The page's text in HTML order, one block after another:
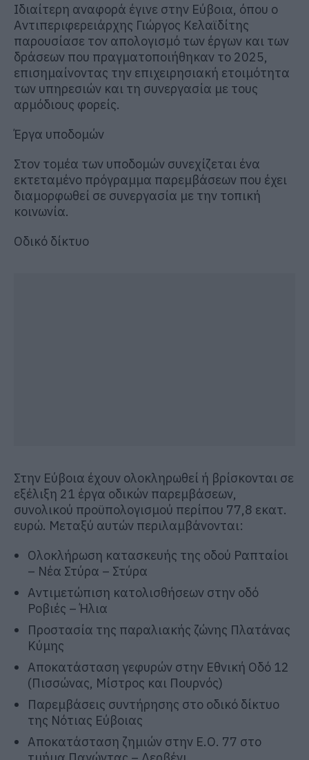
Ιδιαίτερη αναφορά έγινε στην Εύβοια, όπου ο
Αντιπεριφερειάρχης Γιώργος Κελαϊδίτης
παρουσίασε τον απολογισμό των έργων και των
δράσεων που πραγματοποιήθηκαν το 2025,
επισημαίνοντας την επιχειρησιακή ετοιμότητα
των υπηρεσιών και τη συνεργασία με τους
αρμόδιους φορείς.
Έργα υποδομών
Στον τομέα των υποδομών συνεχίζεται ένα
εκτεταμένο πρόγραμμα παρεμβάσεων που έχει
διαμορφωθεί σε συνεργασία με την τοπική
κοινωνία.
Οδικό δίκτυο
Στην Εύβοια έχουν ολοκληρωθεί ή βρίσκονται σε
εξέλιξη 21 έργα οδικών παρεμβάσεων,
συνολικού προϋπολογισμού περίπου 77,8 εκατ.
ευρώ. Μεταξύ αυτών περιλαμβάνονται:
Ολοκλήρωση κατασκευής της οδού Ραπταίοι
– Νέα Στύρα – Στύρα
Αντιμετώπιση κατολισθήσεων στην οδό
Ροβιές – Ήλια
Προστασία της παραλιακής ζώνης Πλατάνας
Κύμης
Αποκατάσταση γεφυρών στην Εθνική Οδό 12
(Πισσώνας, Μίστρος και Πουρνός)
Παρεμβάσεις συντήρησης στο οδικό δίκτυο
της Νότιας Εύβοιας
Αποκατάσταση ζημιών στην Ε.Ο. 77 στο